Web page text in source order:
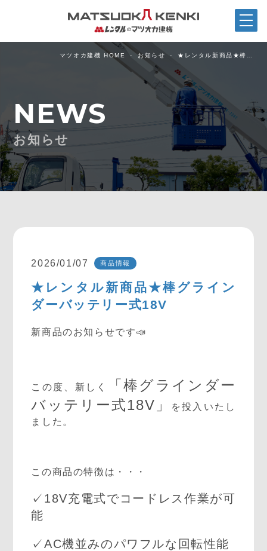
マツオカ建機 HOME お知らせ ★レンタル新商品★棒…
NEWS
お知らせ
2026/01/07 商品情報
★レンタル新商品★棒グライン
ダーバッテリー式18V
新商品のお知らせです📣
この度、新しく
「棒グラインダー
バッテリー式18V」
を投入いたし
ました。
この商品の特徴は・・・
✓18V充電式でコードレス作業が可
能
✓AC機並みのパワフルな回転性能